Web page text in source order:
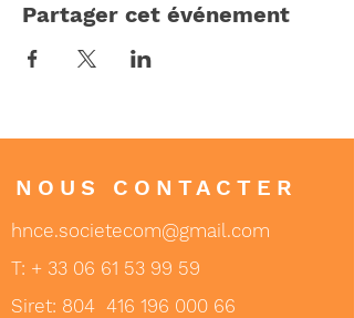
Partager cet événement
NOUS CONTACTER
hnce.societecom@gmail.com
T: + 33 06 61 53 99 59
Siret: 804 416 196 000 66